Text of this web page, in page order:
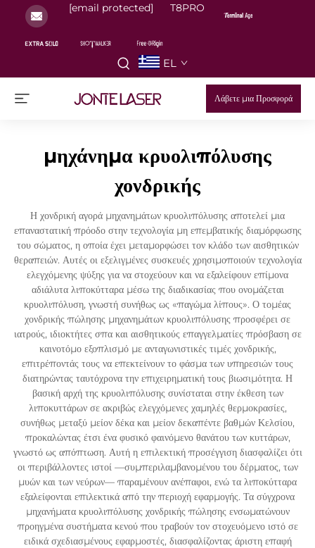
[email protected] T8PRO
EL
Λάβετε μια Προσφορά
μηχάνημα κρυολιπόλυσης
χονδρικής
Η χονδρική αγορά μηχανημάτων κρυολιπόλυσης αποτελεί μια
επαναστατική πρόοδο στην τεχνολογία μη επεμβατικής διαμόρφωσης
του σώματος, η οποία έχει μεταμορφώσει τον κλάδο των αισθητικών
θεραπειών. Αυτές οι εξελιγμένες συσκευές χρησιμοποιούν τεχνολογία
ελεγχόμενης ψύξης για να στοχεύουν και να εξαλείφουν επίμονα
αδιάλυτα λιποκύτταρα μέσω της διαδικασίας που ονομάζεται
κρυολιπόλυση, γνωστή συνήθως ως «παγώμα λίπους». Ο τομέας
χονδρικής πώλησης μηχανημάτων κρυολιπόλυσης προσφέρει σε
ιατρούς, ιδιοκτήτες σπα και αισθητικούς επαγγελματίες πρόσβαση σε
καινοτόμο εξοπλισμό με ανταγωνιστικές τιμές χονδρικής,
επιτρέποντάς τους να επεκτείνουν το φάσμα των υπηρεσιών τους
διατηρώντας ταυτόχρονα την επιχειρηματική τους βιωσιμότητα. Η
βασική αρχή της κρυολιπόλυσης συνίσταται στην έκθεση των
λιποκυττάρων σε ακριβώς ελεγχόμενες χαμηλές θερμοκρασίες,
συνήθως μεταξύ μείον δέκα και μείον δεκαπέντε βαθμών Κελσίου,
προκαλώντας έτσι ένα φυσικό φαινόμενο θανάτου των κυττάρων,
γνωστό ως απόπτωση. Αυτή η επιλεκτική προσέγγιση διασφαλίζει ότι
οι περιβάλλοντες ιστοί —συμπεριλαμβανομένου του δέρματος, των
μυών και των νεύρων— παραμένουν ανέπαφοι, ενώ τα λιποκύτταρα
εξαλείφονται επιλεκτικά από την περιοχή εφαρμογής. Τα σύγχρονα
μηχανήματα κρυολιπόλυσης χονδρικής πώλησης ενσωματώνουν
προηγμένα συστήματα κενού που τραβούν τον στοχευόμενο ιστό σε
ειδικά σχεδιασμένους εφαρμοστές, διασφαλίζοντας άριστη επαφή